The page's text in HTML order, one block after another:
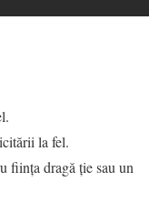
la fel.
ființa dragă ție sau un